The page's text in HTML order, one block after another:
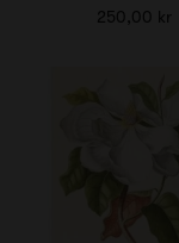
250,00 kr